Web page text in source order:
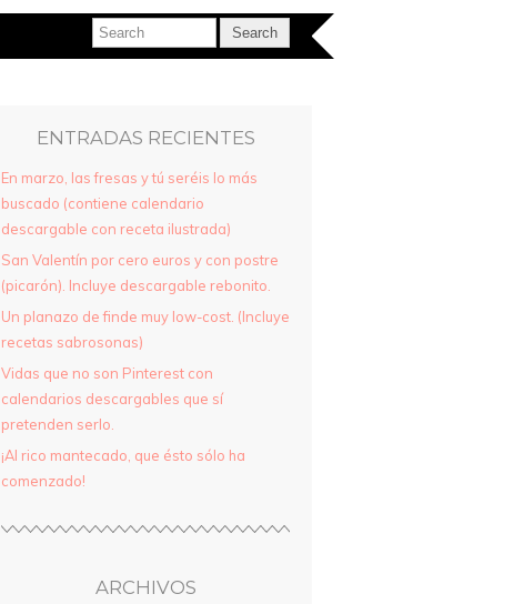
ENTRADAS RECIENTES
En marzo, las fresas y tú seréis lo más
buscado (contiene calendario
descargable con receta ilustrada)
San Valentín por cero euros y con postre
(picarón). Incluye descargable rebonito.
Un planazo de finde muy low-cost. (Incluye
recetas sabrosonas)
Vidas que no son Pinterest con
calendarios descargables que sí
pretenden serlo.
¡Al rico mantecado, que ésto sólo ha
comenzado!
ARCHIVOS